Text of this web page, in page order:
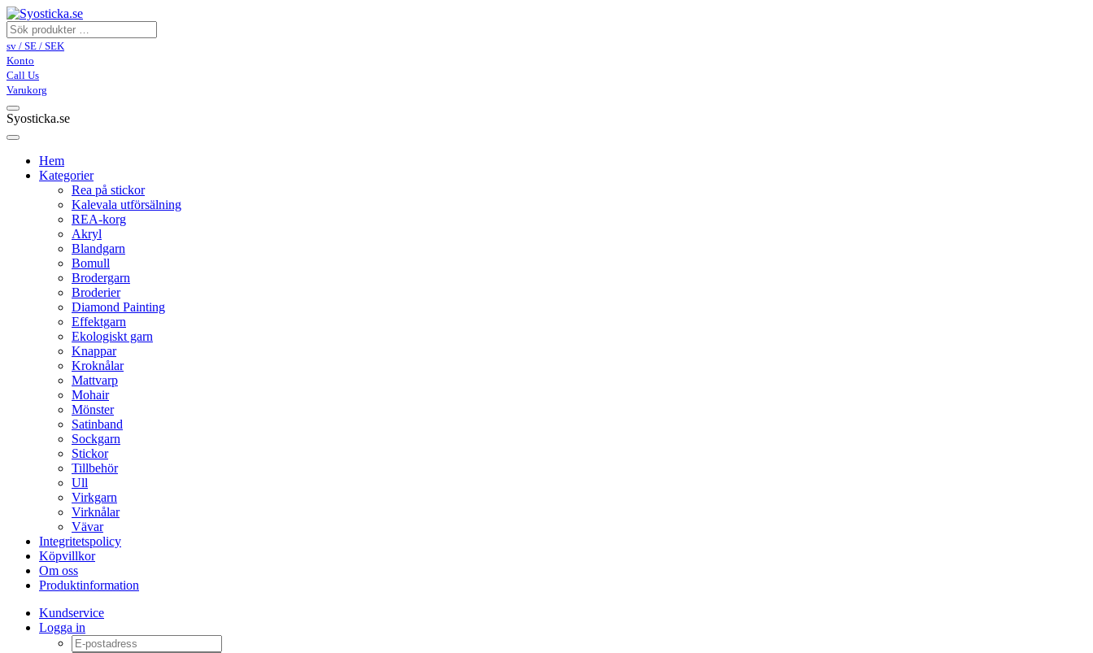
sv / SE / SEK
Konto
Call Us
Varukorg
Syosticka.se
Hem
Kategorier
Rea på stickor
Kalevala utförsälning
REA-korg
Akryl
Blandgarn
Bomull
Brodergarn
Broderier
Diamond Painting
Effektgarn
Ekologiskt garn
Knappar
Kroknålar
Mattvarp
Mohair
Mönster
Satinband
Sockgarn
Stickor
Tillbehör
Ull
Virkgarn
Virknålar
Vävar
Integritetspolicy
Köpvillkor
Om oss
Produktinformation
Kundservice
Logga in